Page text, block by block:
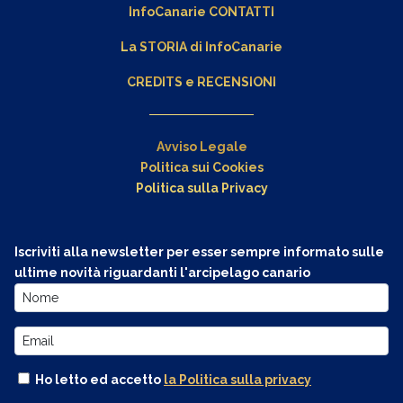
InfoCanarie CONTATTI
La STORIA di InfoCanarie
CREDITS e RECENSIONI
Avviso Legale
Politica sui Cookies
Politica sulla Privacy
Iscriviti alla newsletter per esser sempre informato sulle
ultime novità riguardanti l'arcipelago canario
Ho letto ed accetto la Politica sulla privacy